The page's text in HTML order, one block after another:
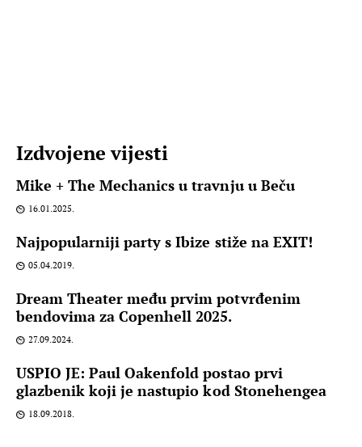
Izdvojene vijesti
Mike + The Mechanics u travnju u Beču
16.01.2025.
Najpopularniji party s Ibize stiže na EXIT!
05.04.2019.
Dream Theater među prvim potvrđenim
bendovima za Copenhell 2025.
27.09.2024.
USPIO JE: Paul Oakenfold postao prvi
glazbenik koji je nastupio kod Stonehengea
18.09.2018.